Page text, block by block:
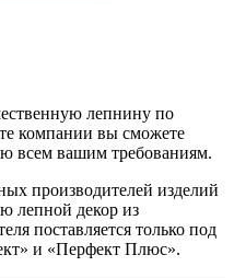
лепнину по
компании вы сможете
всем вашим требованиям.
производителей изделий
лепной декор из
поставляется только под
и «Перфект Плюс».